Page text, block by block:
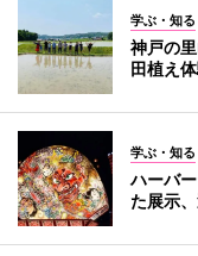
学ぶ・知る
神戸の
田植え
学ぶ・知る
ハーバ
た展示